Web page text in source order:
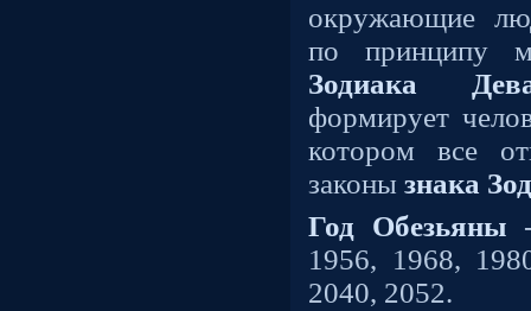
окружающие
по принципу
Зодиака
формирует
котором все
законы знака
Год Обезьяны
1956, 1968,
2040, 2052.